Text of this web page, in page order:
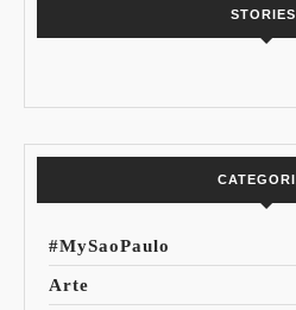
15% de
#MySaoPaulo
Arte